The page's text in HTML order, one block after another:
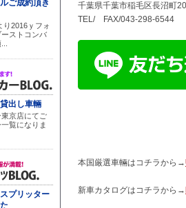
千葉県千葉市稲毛区長沼町
TEL/ FAX/043-298-6544
本国厳選車輛はコチラから→
新車カタログはコチラから→